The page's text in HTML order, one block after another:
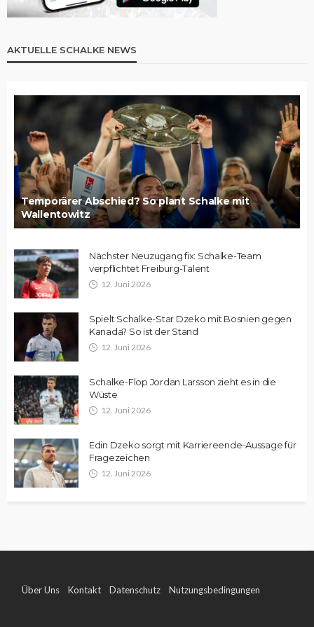
AKTUELLE SCHALKE NEWS
Temporärer Abschied? So plant Schalke mit
Wallentowitz
Nächster Neuzugang fix: Schalke-Team
verpflichtet Freiburg-Talent
12. Juni 2026
Spielt Schalke-Star Dzeko mit Bosnien gegen
Kanada? So ist der Stand
12. Juni 2026
Schalke-Flop Jordan Larsson zieht es in die
Wüste
12. Juni 2026
Edin Dzeko sorgt mit Karriereende-Aussage für
Fragezeichen
12. Juni 2026
Über Uns Kontakt Datenschutz Nutzungsbedingungen